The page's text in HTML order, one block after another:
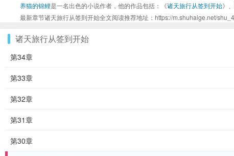
养猫的锦鲤是一名出色的小说作者，他的作品包括：《诸天旅行从签到开始》
最新章节诸天旅行从签到开始全文阅读推荐地址：https://m.shuhaige.net/
诸天旅行从签到开始
第34章
第33章
第32章
第31章
第30章